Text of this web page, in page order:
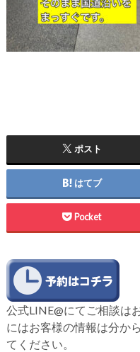
ポスト
はてブ
Pocket
公式LINE@にてご相談は
にはお客様の情報は分か
てください。